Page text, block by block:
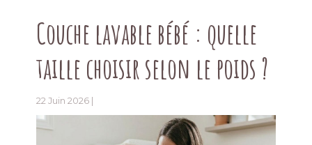
Couche lavable bébé : quelle
taille choisir selon le poids ?
22 Juin 2026 |